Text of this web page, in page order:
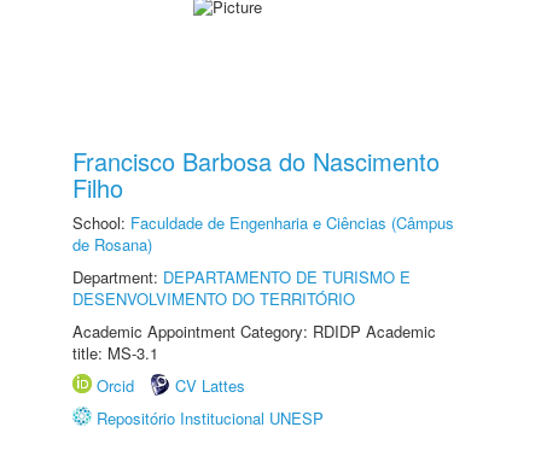
Francisco Barbosa do Nascimento
Filho
School: Faculdade de Engenharia e Ciências (Câmpus
de Rosana)
Department: DEPARTAMENTO DE TURISMO E
DESENVOLVIMENTO DO TERRITÓRIO
Academic Appointment Category: RDIDP Academic
title: MS-3.1
Orcid
CV Lattes
Repositório Institucional UNESP